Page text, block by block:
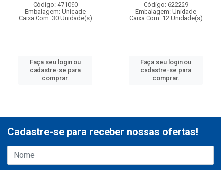
Código: 471090
Embalagem: Unidade
Caixa Com: 30 Unidade(s)
Faça seu login ou
cadastre-se para
comprar.
Código: 622229
Embalagem: Unidade
Caixa Com: 12 Unidade(s)
Faça seu login ou
cadastre-se para
comprar.
Cadastre-se para receber nossas ofertas!